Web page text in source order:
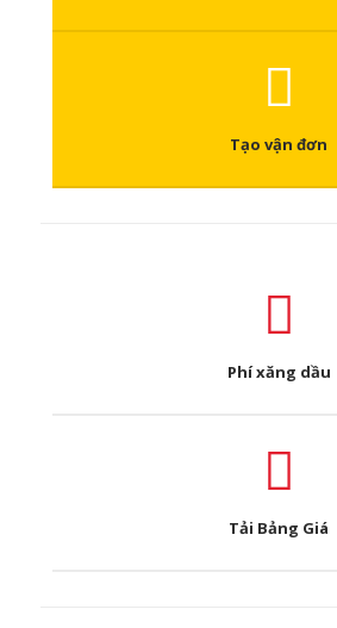
Tạo vận đơn
Phí xăng dầu
Tải Bảng Giá